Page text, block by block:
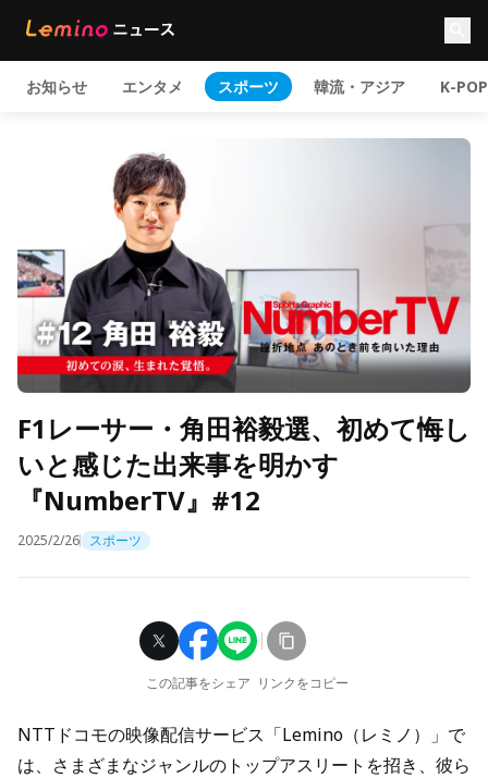
お知らせ エンタメ スポーツ 韓流・アジア K-POP
F1レーサー・角田裕毅選、初めて悔し
いと感じた出来事を明かす
『NumberTV』#12
2025/2/26 スポーツ
この記事をシェア リンクをコピー
NTTドコモの映像配信サービス「Lemino（レミノ）」で
は、さまざまなジャンルのトップアスリートを招き、彼ら